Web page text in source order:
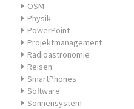
OSM
Physik
PowerPoint
Projektmanagement
Radioastronomie
Reisen
SmartPhones
Software
Sonnensystem